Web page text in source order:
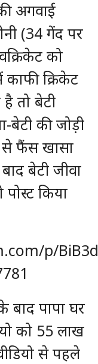
अगवाई
(34 गेंद पर
को
क्रिकेट
है तो बेटी
बेटी की जोड़ी
से फैंस खासा
बेटी जीवा
किया
p/
बाद पापा घर
को 55 लाख
से पहले